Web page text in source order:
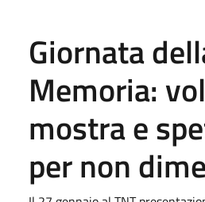
Giornata
Memoria:
mostra e
per non